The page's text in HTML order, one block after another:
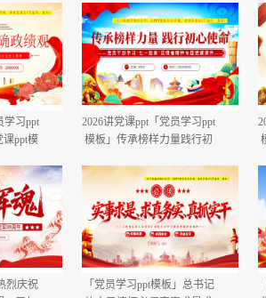
学习ppt
ppt模
2026讲党课ppt「党员学习ppt
模板」传承榜样力量践行初
得者精神党课ppt模板「带完
整内容」.pptx
烈庆祝
「党员学习ppt模板」总书记